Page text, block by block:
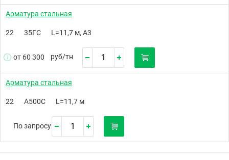
Арматура стальная
22 35ГС L=11,7 м, А3
от 60 300 руб/тн
Арматура стальная
22 А500C L=11,7 м
По запросу